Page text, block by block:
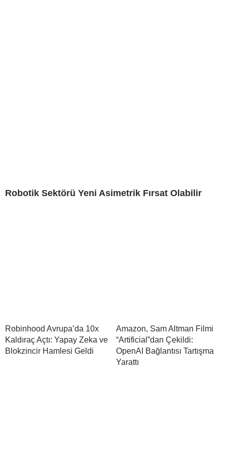
Robotik Sektörü Yeni Asimetrik Fırsat Olabilir
Robinhood Avrupa’da 10x
Kaldıraç Açtı: Yapay Zeka ve
Blokzincir Hamlesi Geldi
Amazon, Sam Altman Filmi
“Artificial”dan Çekildi:
OpenAI Bağlantısı Tartışma
Yarattı